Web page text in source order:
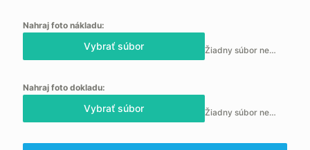
Nahraj foto nákladu:
Vybrať súbor Žiadny súbor nebol vybraný
Nahraj foto dokladu:
Vybrať súbor Žiadny súbor nebol vybraný